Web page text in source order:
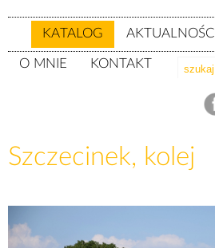
KATALOG AKTUALNOŚCI
O MNIE KONTAKT
Szczecinek, kolej